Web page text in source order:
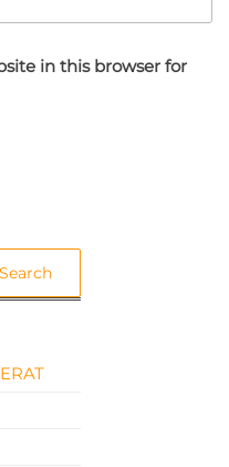
in this browser for
Search